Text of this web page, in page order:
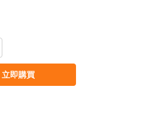
立即購買